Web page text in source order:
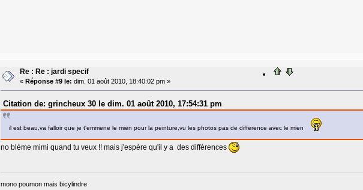
Re : Re : jardi specif
« Réponse #9 le: dim. 01 août 2010, 18:40:02 pm »
Citation de: grincheux 30 le dim. 01 août 2010, 17:54:31 pm
il est beau,va falloir que je t'emmene le mien pour la peinture,vu les photos pas de difference avec le mien
no blème mimi quand tu veux !! mais j'espère qu'il y a des différences
mono poumon mais bicylindre